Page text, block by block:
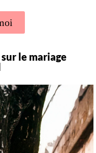
le mariage